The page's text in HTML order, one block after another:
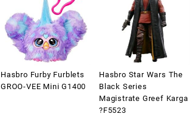
Hasbro Furby Furblets
GROO-VEE Mini G1400
Hasbro Star Wars The
Black Series
Magistrate Greef Karga
?F5523